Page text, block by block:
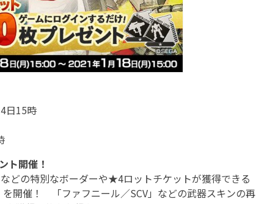
日15時
ト開催！
どの特別なボーダーや★4ロットチケットが獲得できる
を開催！ 「ファフニール／SCV」などの武器スキンの再